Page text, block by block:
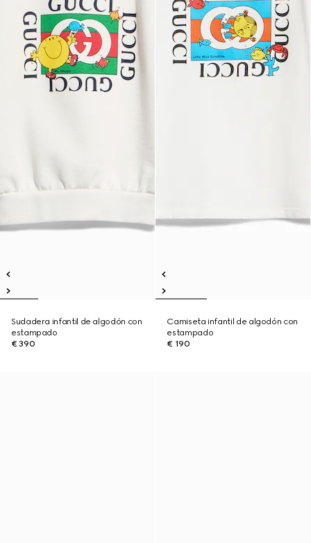
Sudadera infantil de algodón con
estampado
€ 390
Camiseta infantil de algodón con
estampado
€ 190